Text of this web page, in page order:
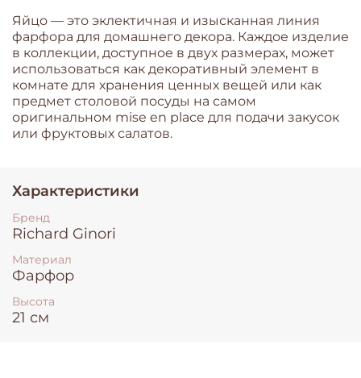
Яйцо — это эклектичная и изысканная линия
фарфора для домашнего декора. Каждое изделие
в коллекции, доступное в двух размерах, может
использоваться как декоративный элемент в
комнате для хранения ценных вещей или как
предмет столовой посуды на самом
оригинальном mise en place для подачи закусок
или фруктовых салатов.
Характеристики
Бренд
Richard Ginori
Материал
Фарфор
Высота
21 см